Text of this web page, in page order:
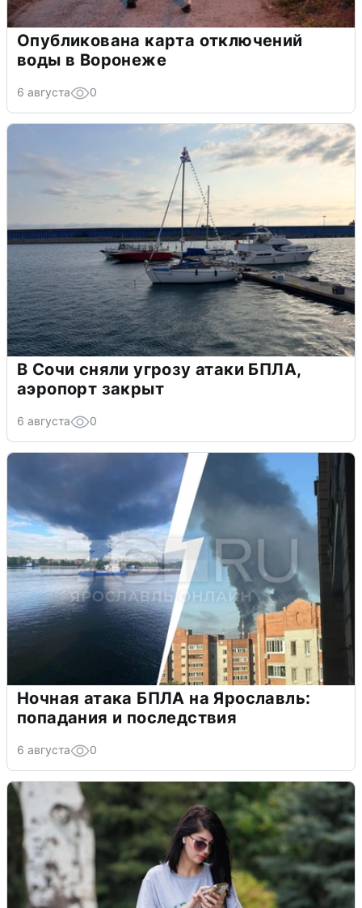
Опубликована карта отключений
воды в Воронеже
6 августа 0
В Сочи сняли угрозу атаки БПЛА,
аэропорт закрыт
6 августа 0
Ночная атака БПЛА на Ярославль:
попадания и последствия
6 августа 0